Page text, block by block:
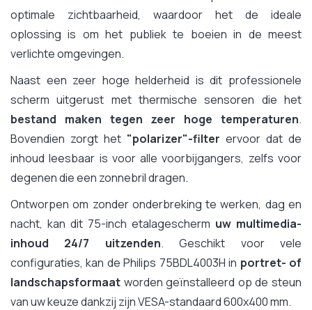
optimale zichtbaarheid, waardoor het de ideale
oplossing is om het publiek te boeien in de meest
verlichte omgevingen.
Naast een zeer hoge helderheid is dit professionele
scherm uitgerust met thermische sensoren die het
bestand maken tegen zeer hoge temperaturen.
Bovendien zorgt het "polarizer"-filter ervoor dat de
inhoud leesbaar is voor alle voorbijgangers, zelfs voor
degenen die een zonnebril dragen.
Ontworpen om zonder onderbreking te werken, dag en
nacht, kan dit 75-inch etalagescherm uw multimedia-
inhoud 24/7 uitzenden. Geschikt voor vele
configuraties, kan de Philips 75BDL4003H in portret- of
landschapsformaat worden geïnstalleerd op de steun
van uw keuze dankzij zijn VESA-standaard 600x400 mm.